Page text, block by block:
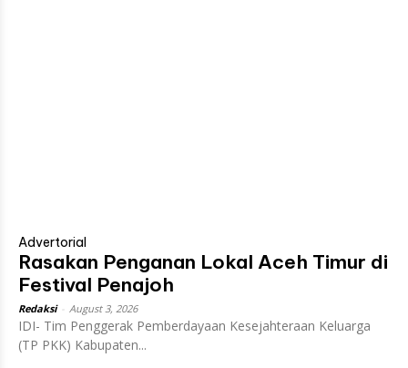
Advertorial
Rasakan Penganan Lokal Aceh Timur di
Festival Penajoh
Redaksi August 3, 2026
IDI- Tim Penggerak Pemberdayaan Kesejahteraan Keluarga
(TP PKK) Kabupaten...